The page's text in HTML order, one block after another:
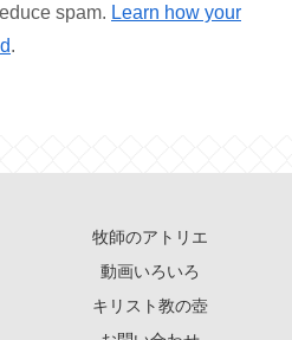
spam. Learn how your
.
牧師のアトリエ
動画いろいろ
キリスト教の壺